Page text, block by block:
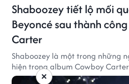
Shaboozey tiết lộ mối
Beyoncé sau thành
Carter
Shaboozey là một trong những
hiện trong album Cowboy
×